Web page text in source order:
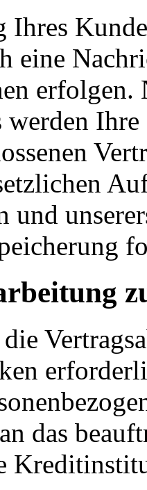
Ihres
eine
erfolgen.
und
das